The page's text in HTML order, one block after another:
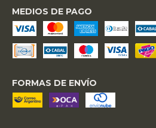
MEDIOS DE PAGO
FORMAS DE ENVÍO